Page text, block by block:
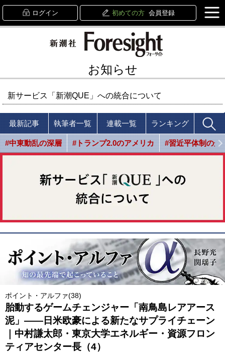
ログイン 初めての方 会員登録
お知らせ
新サービス「新潮QUE」への統合について
最新記事 執筆者一覧 連載一覧 ランキング
#中東動乱の深層 #トランプ2.0のアメリカ #習近平体制の光
ポイント・アルファ(38)
胎動するゲームチェンジャー「南鳥島レアアース
泥」――日米欧豪による新たなサプライチェーン
｜中村謙太郎・東京大学エネルギー・資源フロン
ティアセンター長（4）